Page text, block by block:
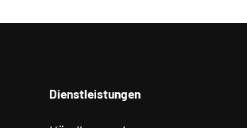
Dienstleistungen